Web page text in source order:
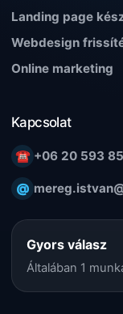
Landing page
Webdesign
Online marketing
Kapcsolat
☎ +06 20 593
@
Gyors válasz
Általában 1